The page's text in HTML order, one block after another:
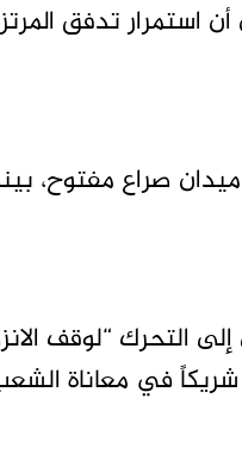
استمرار تدفق
صراع مفتوح،
التحرك “لوقف
في معاناة